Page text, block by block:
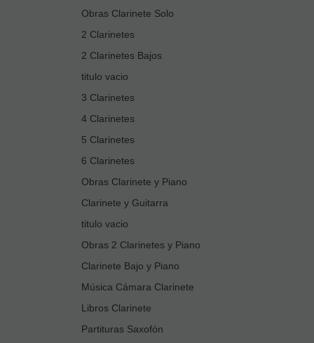
Obras Clarinete Solo
2 Clarinetes
2 Clarinetes Bajos
titulo vacio
3 Clarinetes
4 Clarinetes
5 Clarinetes
6 Clarinetes
Obras Clarinete y Piano
Clarinete y Guitarra
titulo vacio
Obras 2 Clarinetes y Piano
Clarinete Bajo y Piano
Música Cámara Clarinete
Libros Clarinete
Partituras Saxofón